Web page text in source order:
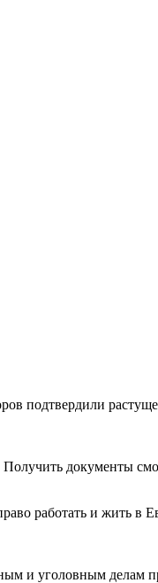
подтвердили
документы
работать и жить в
и уголовным делам